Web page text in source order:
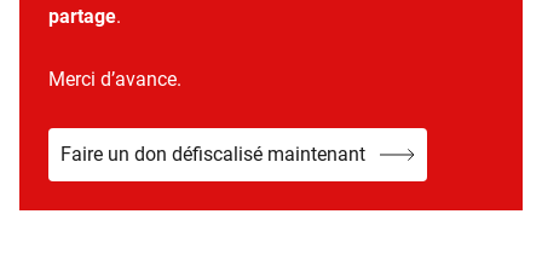
partage.
Merci d’avance.
Faire un don défiscalisé maintenant